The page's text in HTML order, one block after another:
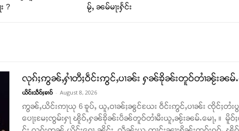
?
မႂ်ႇ ၼမ်မႃးႁႅင်း
လုၵ်ႈဢွၼ်ႇႁၢႆတီႈဝဵင်းဢွင်ႇပၢၼ်း ႁၼ်ၶိုၼ်းတူဝ်တၢႆၼႂ်းၼမ်ႉ
ယိင်းသဵဝ်ႈၶၢဝ် - August 8, 2026
ဢွၼ်ႇယိင်းဢႃယု 6 ၶူပ်ႇ ယူႇဝၢၼ်ႈၼွင်ယႄး ဝဵင်းဢွင်ႇပၢၼ်း ၸိုင်ႈတႆးပွတ်
ပေႃႈမႄႈၸွမ်းႁႃ ၽိူဝ်ႇႁၼ်ၶိုၼ်းပဵၼ်တူဝ်တၢႆမီးယူႇၼႂ်းၼမ်ႉမေႃႇ ။ မိူဝ်ႈ